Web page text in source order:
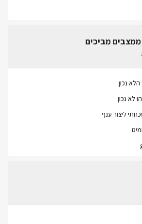
ממצבים מביכים
נכון
לא נכון
ליצור ענף